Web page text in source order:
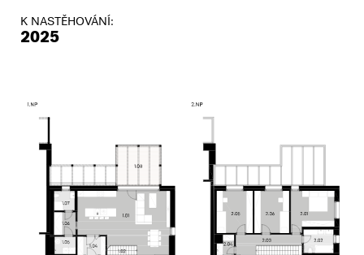
K NASTĚHOVÁNÍ:
2025